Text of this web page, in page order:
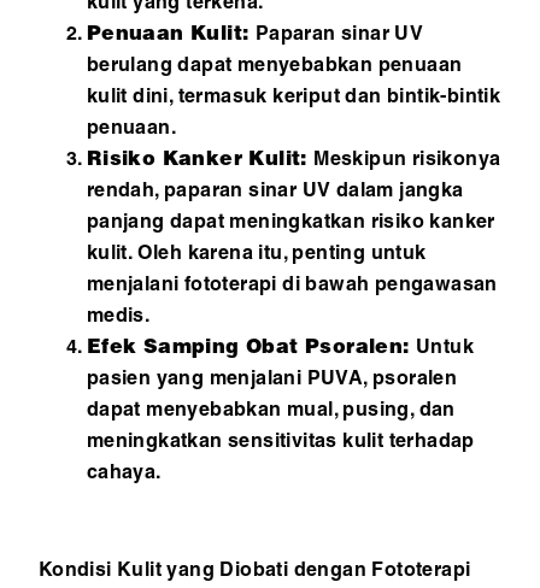
kulit yang terkena.
Penuaan Kulit: Paparan sinar UV
berulang dapat menyebabkan penuaan
kulit dini, termasuk keriput dan bintik-bintik
penuaan.
Risiko Kanker Kulit: Meskipun risikonya
rendah, paparan sinar UV dalam jangka
panjang dapat meningkatkan risiko kanker
kulit. Oleh karena itu, penting untuk
menjalani fototerapi di bawah pengawasan
medis.
Efek Samping Obat Psoralen: Untuk
pasien yang menjalani PUVA, psoralen
dapat menyebabkan mual, pusing, dan
meningkatkan sensitivitas kulit terhadap
cahaya.
Kondisi Kulit yang Diobati dengan Fototerapi